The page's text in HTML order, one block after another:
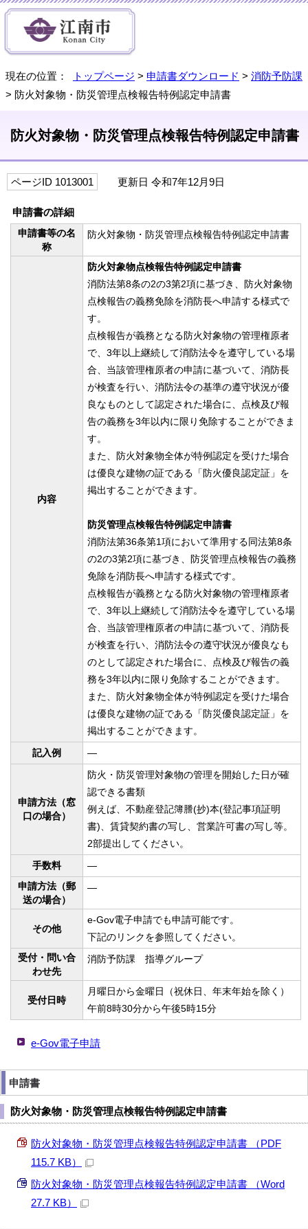
現在の位置： トップページ > 申請書ダウンロード > 消防予防課
> 防火対象物・防災管理点検報告特例認定申請書
防火対象物・防災管理点検報告特例認定申請書
ページID 1013001 更新日 令和7年12月9日
申請書の詳細
申請書等の名
称
防火対象物・防災管理点検報告特例認定申請書
内容
防火対象物点検報告特例認定申請書
消防法第8条の2の3第2項に基づき、防火対象物
点検報告の義務免除を消防長へ申請する様式で
す。
点検報告が義務となる防火対象物の管理権原者
で、3年以上継続して消防法令を遵守している場
合、当該管理権原者の申請に基づいて、消防長
が検査を行い、消防法令の基準の遵守状況が優
良なものとして認定された場合に、点検及び報
告の義務を3年以内に限り免除することができま
す。
また、防火対象物全体が特例認定を受けた場合
は優良な建物の証である「防火優良認定証」を
掲出することができます。
防災管理点検報告特例認定申請書
消防法第36条第1項において準用する同法第8条
の2の3第2項に基づき、防災管理点検報告の義務
免除を消防長へ申請する様式です。
点検報告が義務となる防火対象物の管理権原者
で、3年以上継続して消防法令を遵守している場
合、当該管理権原者の申請に基づいて、消防長
が検査を行い、消防法令の遵守状況が優良なも
のとして認定された場合に、点検及び報告の義
務を3年以内に限り免除することができます。
また、防火対象物全体が特例認定を受けた場合
は優良な建物の証である「防災優良認定証」を
掲出することができます。
記入例
—
申請方法（窓
口の場合）
防火・防災管理対象物の管理を開始した日が確
認できる書類
例えば、不動産登記簿謄(抄)本(登記事項証明
書)、賃貸契約書の写し、営業許可書の写し等。
2部提出してください。
手数料
—
申請方法（郵
送の場合）
—
その他
e-Gov電子申請でも申請可能です。
下記のリンクを参照してください。
受付・問い合
わせ先
消防予防課 指導グループ
受付日時
月曜日から金曜日（祝休日、年末年始を除く）
午前8時30分から午後5時15分
e-Gov電子申請
申請書
防火対象物・防災管理点検報告特例認定申請書
防火対象物・防災管理点検報告特例認定申請書 （PDF
115.7 KB）
防火対象物・防災管理点検報告特例認定申請書 （Word
27.7 KB）